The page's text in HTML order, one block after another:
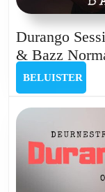
Durango
& Bazz
BELUISTER